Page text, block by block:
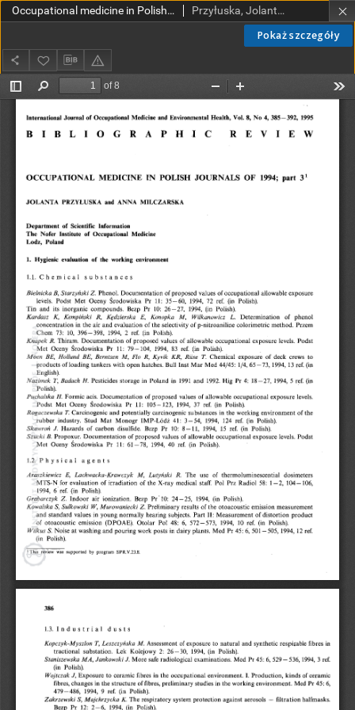
Pokaż szczegóły
Occupational medicine in Polish journals of 1994. Part 3 Przyłuska, Jolanta; Milczarska, Anna